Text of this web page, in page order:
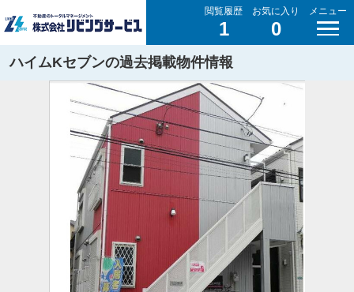
閲覧履歴
1
お気に入り
0
メニュー
ハイムKセブンの過去掲載物件情報